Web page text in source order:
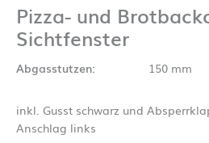
Pizza- und
Sichtfenster
Abgasstutzen: 150 mm
inkl. Gusst schwarz und
Anschlag links